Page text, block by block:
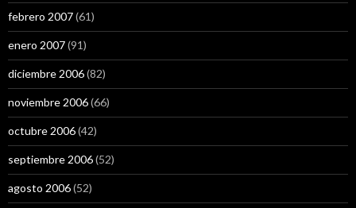
febrero 2007(61)
enero 2007(91)
diciembre 2006(82)
noviembre 2006(66)
octubre 2006(42)
septiembre 2006(52)
agosto 2006(52)